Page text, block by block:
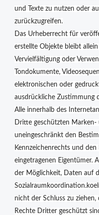
und Texte zu nutzen oder
zurückzugreifen.
Das Urheberrecht für
erstellte Objekte bleibt
Vervielfältigung oder
Tondokumente,
elektronischen oder
ausdrückliche Zustimmung
Alle innerhalb des
Dritte geschützten Marken-
uneingeschränkt den
Kennzeichenrechts und
eingetragenen Eigentümer.
der Möglichkeit, Daten auf
nicht der Schluss zu
Rechte Dritter geschützt